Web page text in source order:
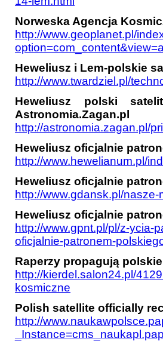
Norweska Agencja
http://www.geoplanet.pl/
Heweliusz i Lem-polskie
http://www.twardziel.pl/
Heweliusz polski
Astronomia.Zagan.pl
http://astronomia.zagan.pl/
Heweliusz oficjalnie
http://www.hewelianum.pl/
Heweliusz oficjalnie
http://www.gdansk.pl/
Heweliusz oficjalnie
http://www.gpnt.pl/pl/z-ycia-
oficjalnie-patronem-
Raperzy propagują
http://kierdel.salon24.pl/
kosmiczne
Polish satellite officially
http://